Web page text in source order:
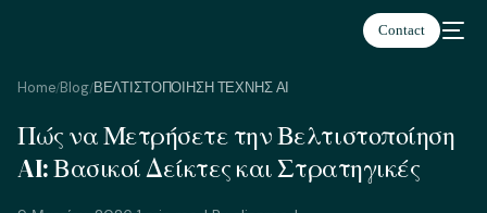
Contact
Home/Blog/ΒΕΛΤΙΣΤΟΠΟΙΗΣΗ ΤΕΧΝΗΣ ΑΙ
Πώς να Μετρήσετε την Βελτιστοποίηση
AI: Βασικοί Δείκτες και Στρατηγικές
Ελληνικά